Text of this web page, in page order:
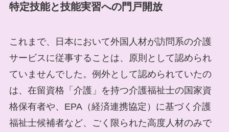
特定技能と技能実習への門戸開放
これまで、日本において外国人材が訪問系の介護
サービスに従事することは、原則として認められ
ていませんでした。例外として認められていたの
は、在留資格「介護」を持つ介護福祉士の国家資
格保有者や、EPA（経済連携協定）に基づく介護
福祉士候補者など、ごく限られた高度人材のみで